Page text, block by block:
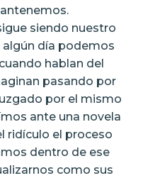
siendo nuestro
algún día podemos
hablan del
pasando por
por el mismo
ante una novela
ridículo el proceso
dentro de ese
como sus